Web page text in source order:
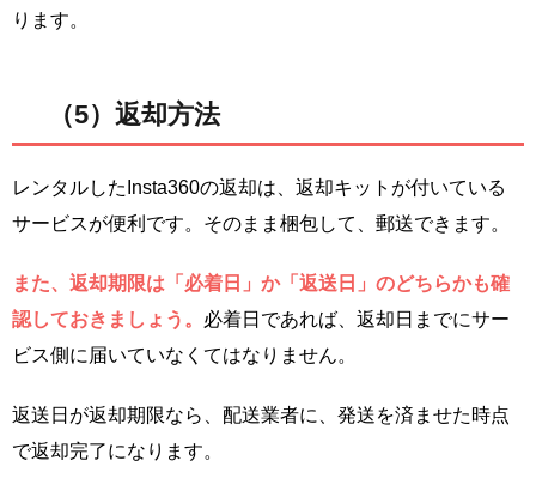
ります。
（5）返却方法
レンタルしたInsta360の返却は、返却キットが付いている
サービスが便利です。そのまま梱包して、郵送できます。
また、返却期限は「必着日」か「返送日」のどちらかも確
認しておきましょう。 必着日であれば、返却日までにサー
ビス側に届いていなくてはなりません。
返送日が返却期限なら、配送業者に、発送を済ませた時点
で返却完了になります。